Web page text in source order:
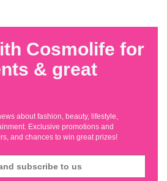
Cosmolife for
& great
about fashion, beauty, lifestyle,
Exclusive promotions and
and chances to win great prizes!